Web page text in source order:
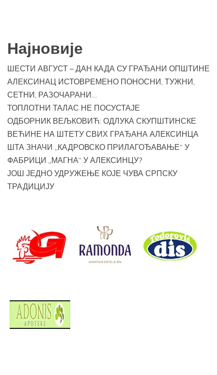
Најновије
ШЕСТИ АВГУСТ – ДАН КАДА СУ ГРАЂАНИ ОПШТИНЕ
АЛЕКСИНАЦ ИСТОВРЕМЕНО ПОНОСНИ, ТУЖНИ,
СЕТНИ, РАЗОЧАРАНИ…
ТОПЛОТНИ ТАЛАС НЕ ПОСУСТАЈЕ
ОДБОРНИК ВЕЉКОВИЋ: ОДЛУКА СКУПШТИНСКЕ
ВЕЋИНЕ НА ШТЕТУ СВИХ ГРАЂАНА АЛЕКСИНЦА
ШТА ЗНАЧИ „КАДРОВСКО ПРИЛАГОЂАВАЊЕ“ У
ФАБРИЦИ „МАГНА“ У АЛЕКСИНЦУ?
ЈОШ ЈЕДНО УДРУЖЕЊЕ КОЈЕ ЧУВА СРПСКУ
ТРАДИЦИЈУ